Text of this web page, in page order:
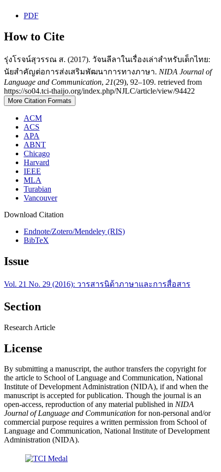
PDF
How to Cite
รุ่งโรจน์สุวรรณ ส. (2017). วัจนลีลาในเรื่องเล่าสำหรับเด็กไทย:
นัยสำคัญต่อการส่งเสริมพัฒนาการทางภาษา. NIDA Journal of
Language and Communication, 21(29), 92–109. retrieved from
https://so04.tci-thaijo.org/index.php/NJLC/article/view/94422
More Citation Formats
ACM
ACS
APA
ABNT
Chicago
Harvard
IEEE
MLA
Turabian
Vancouver
Download Citation
Endnote/Zotero/Mendeley (RIS)
BibTeX
Issue
Vol. 21 No. 29 (2016): วารสารนิด้าภาษาและการสื่อสาร
Section
Research Article
License
By submitting a manuscript, the author transfers the copyright for
the article to School of Language and Communication, National
Institute of Development Administration (NIDA), if and when the
manuscript is accepted for publication. Though the journal is an
open-access, reproduction of any material published in NIDA
Journal of Language and Communication for non-personal and/or
commercial purpose requires a written permission from School of
Language and Communication, National Institute of Development
Administration (NIDA).